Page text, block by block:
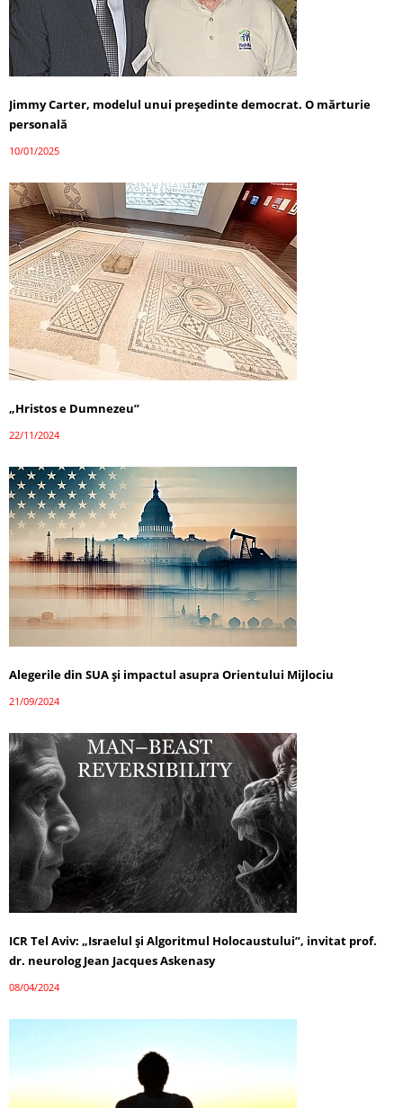
Jimmy Carter, modelul unui președinte democrat. O mărturie
personală
10/01/2025
„Hristos e Dumnezeu”
22/11/2024
Alegerile din SUA și impactul asupra Orientului Mijlociu
21/09/2024
ICR Tel Aviv: „Israelul și Algoritmul Holocaustului”, invitat prof.
dr. neurolog Jean Jacques Askenasy
08/04/2024